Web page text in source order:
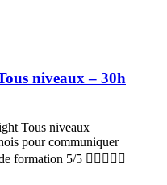
niveaux – 30h
Tous niveaux
pour communiquer
formation 5/5 